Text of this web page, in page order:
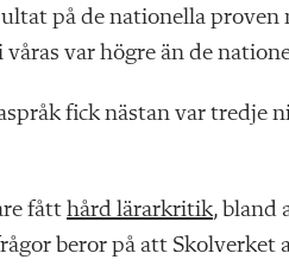
på de nationella
var högre än de
fick nästan var tredje
fått hård lärarkritik, bland
beror på att Skolverket